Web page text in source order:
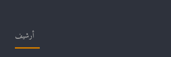
أرشيف